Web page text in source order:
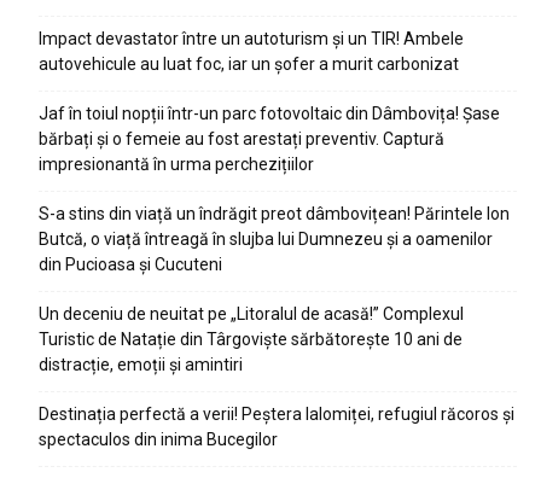
Impact devastator între un autoturism și un TIR! Ambele
autovehicule au luat foc, iar un șofer a murit carbonizat
Jaf în toiul nopții într-un parc fotovoltaic din Dâmbovița! Șase
bărbați și o femeie au fost arestați preventiv. Captură
impresionantă în urma perchezițiilor
S-a stins din viață un îndrăgit preot dâmbovițean! Părintele Ion
Butcă, o viață întreagă în slujba lui Dumnezeu și a oamenilor
din Pucioasa și Cucuteni
Un deceniu de neuitat pe „Litoralul de acasă!” Complexul
Turistic de Natație din Târgoviște sărbătorește 10 ani de
distracție, emoții și amintiri
Destinația perfectă a verii! Peștera Ialomiței, refugiul răcoros și
spectaculos din inima Bucegilor